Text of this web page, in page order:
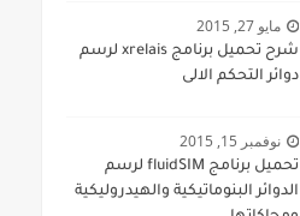
مايو 27, 2015
شرح تحميل برنامج xrelais لرسم
دوائر التحكم الالى
نوفمبر 15, 2015
تحميل برنامج fluidSIM لرسم
الدوائر البنوماتيكية والهيدروليكية